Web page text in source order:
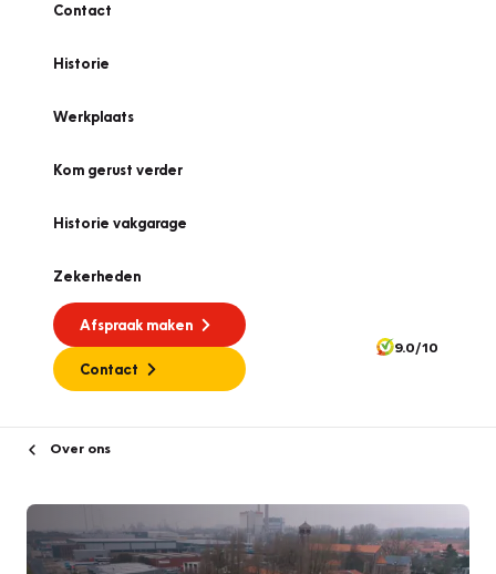
Contact
Historie
Werkplaats
Kom gerust verder
Historie vakgarage
Zekerheden
Afspraak maken
Contact
9.0/10
Over ons